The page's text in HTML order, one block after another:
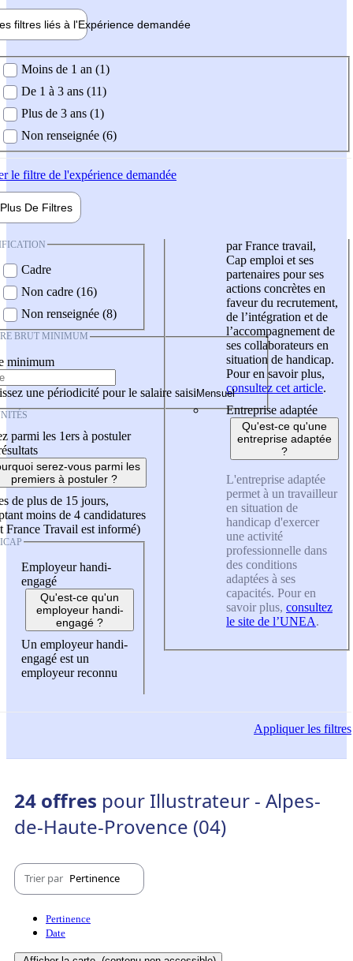
filtres liés à l'Expérience demandée
demandée
Moins de 1 an (1)
De 1 à 3 ans (11)
Plus de 3 ans (1)
Non renseignée (6)
le filtre de l'expérience demandée
Plus De Filtres
Cadre
Non cadre (16)
Non renseignée (8)
BRUT MINIMUM
minimum
une périodicité pour le salaire saisi
parmi les 1ers à postuler
serez-vous parmi les
premiers à postuler ?
de plus de 15 jours,
moins de 4 candidatures
France Travail est informé)
Employeur handi-
engagé
Qu'est-ce qu'un
employeur handi-
engagé ?
Un employeur handi-
engagé est un
employeur reconnu
par France travail,
Cap emploi et ses
partenaires pour ses
actions concrètes en
faveur du recrutement,
de l’intégration et de
l’accompagnement de
ses collaborateurs en
situation de handicap.
Pour en savoir plus,
consultez cet article.
Entreprise adaptée
Qu'est-ce qu'une
entreprise adaptée
?
L'entreprise adaptée
permet à un travailleur
en situation de
handicap d'exercer
une activité
professionnelle dans
des conditions
adaptées à ses
capacités. Pour en
savoir plus, consultez
le site de l’UNEA.
Appliquerles filtres
24 offres pour Illustrateur - Alpes-
de-Haute-Provence (04)
Trier par Pertinence
Pertinence
Date